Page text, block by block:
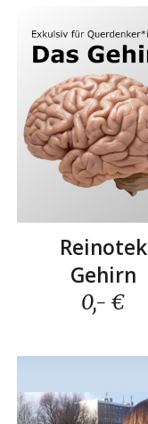
Reinotek
Gehirn
0,- €